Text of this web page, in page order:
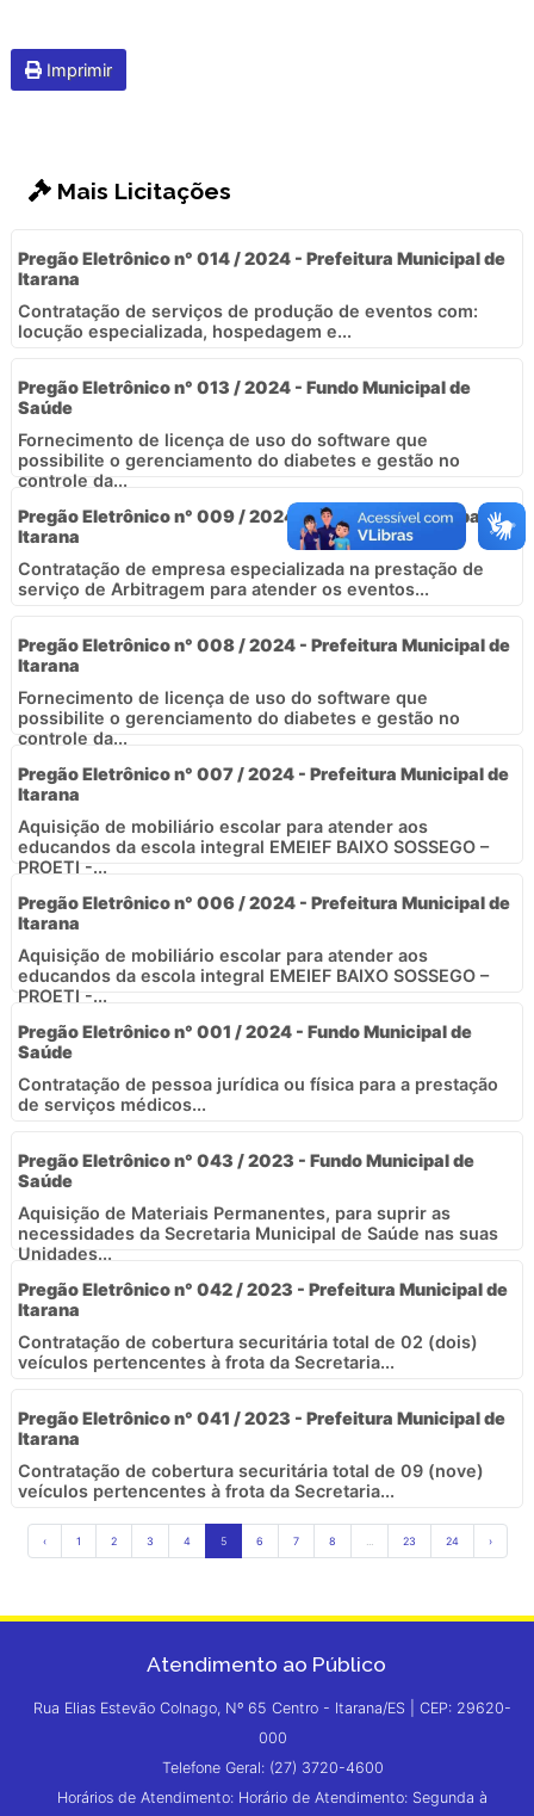
Imprimir
Mais Licitações
Pregão Eletrônico n° 014 / 2024 - Prefeitura Municipal de
Itarana
Contratação de serviços de produção de eventos com:
locução especializada, hospedagem e...
Pregão Eletrônico n° 013 / 2024 - Fundo Municipal de
Saúde
Fornecimento de licença de uso do software que
possibilite o gerenciamento do diabetes e gestão no
controle da...
Pregão Eletrônico n° 009 / 2024 - Prefeitura Municipal de
Itarana
Contratação de empresa especializada na prestação de
serviço de Arbitragem para atender os eventos...
Pregão Eletrônico n° 008 / 2024 - Prefeitura Municipal de
Itarana
Fornecimento de licença de uso do software que
possibilite o gerenciamento do diabetes e gestão no
controle da...
Pregão Eletrônico n° 007 / 2024 - Prefeitura Municipal de
Itarana
Aquisição de mobiliário escolar para atender aos
educandos da escola integral EMEIEF BAIXO SOSSEGO –
PROETI -...
Pregão Eletrônico n° 006 / 2024 - Prefeitura Municipal de
Itarana
Aquisição de mobiliário escolar para atender aos
educandos da escola integral EMEIEF BAIXO SOSSEGO –
PROETI -...
Pregão Eletrônico n° 001 / 2024 - Fundo Municipal de
Saúde
Contratação de pessoa jurídica ou física para a prestação
de serviços médicos...
Pregão Eletrônico n° 043 / 2023 - Fundo Municipal de
Saúde
Aquisição de Materiais Permanentes, para suprir as
necessidades da Secretaria Municipal de Saúde nas suas
Unidades...
Pregão Eletrônico n° 042 / 2023 - Prefeitura Municipal de
Itarana
Contratação de cobertura securitária total de 02 (dois)
veículos pertencentes à frota da Secretaria...
Pregão Eletrônico n° 041 / 2023 - Prefeitura Municipal de
Itarana
Contratação de cobertura securitária total de 09 (nove)
veículos pertencentes à frota da Secretaria...
‹ 1 2 3 4 5 6 7 8 23 24 ›
Atendimento ao Público
Rua Elias Estevão Colnago, Nº 65 Centro - Itarana/ES | CEP: 29620-
000
Telefone Geral: (27) 3720-4600
Horários de Atendimento: Horário de Atendimento: Segunda à